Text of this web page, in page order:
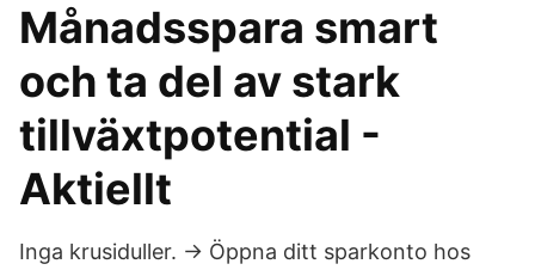
Månadsspara smart
och ta del av stark
tillväxtpotential -
Aktiellt
Inga krusiduller. → Öppna ditt sparkonto hos